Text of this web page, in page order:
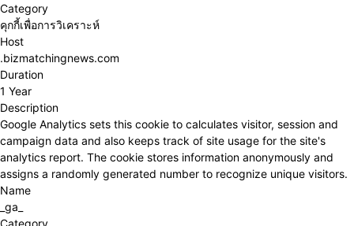
Category
คุกกี้เพื่อการวิเคราะห์
Host
.bizmatchingnews.com
Duration
1 Year
Description
Google Analytics sets this cookie to calculates visitor, session and
campaign data and also keeps track of site usage for the site's
analytics report. The cookie stores information anonymously and
assigns a randomly generated number to recognize unique visitors.
Name
_ga_